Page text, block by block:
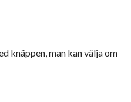
knäppen, man kan välja om